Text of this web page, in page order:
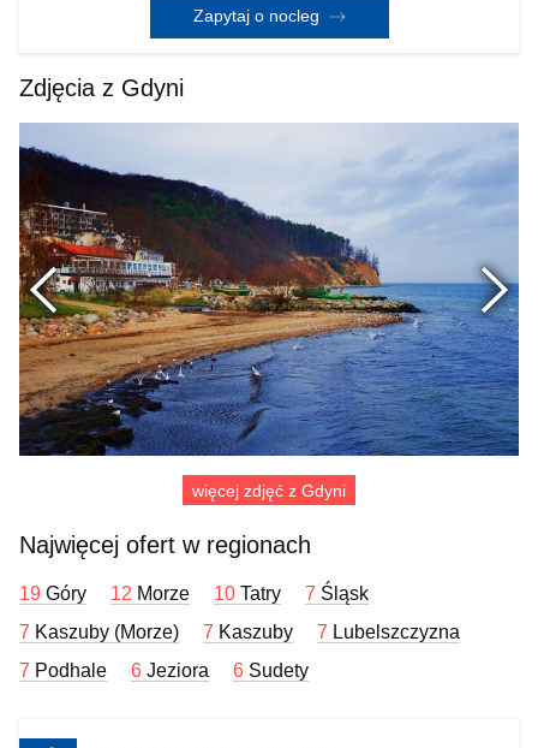
naturalnego światła. Każdy pokój posiada własną łazienkę
Zapytaj o nocleg
Zdjęcia z Gdyni
Poprzednie
więcej zdjęć z Gdyni
Najwięcej ofert w regionach
19 Góry 12 Morze 10 Tatry 7 Śląsk
7 Kaszuby (Morze) 7 Kaszuby 7 Lubelszczyzna
7 Podhale 6 Jeziora 6 Sudety